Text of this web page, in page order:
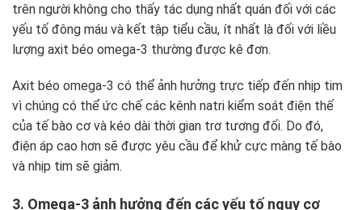
trên người không cho thấy tác dụng nhất quán đối với các
yếu tố đông máu và kết tập tiểu cầu, ít nhất là đối với liều
lượng axit béo omega-3 thường được kê đơn.
Axit béo omega-3 có thể ảnh hưởng trực tiếp đến nhịp tim
vì chúng có thể ức chế các kênh natri kiểm soát điện thế
của tế bào cơ và kéo dài thời gian trơ tương đối. Do đó,
điện áp cao hơn sẽ được yêu cầu để khử cực màng tế bào
và nhịp tim sẽ giảm.
3. Omega-3 ảnh hưởng đến các yếu tố nguy cơ